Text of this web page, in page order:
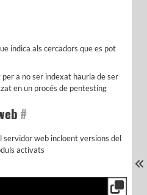
indica als cercadors que es pot
a no ser indexat hauria de ser
en un procés de pentesting
#
web incloent versions del
activats